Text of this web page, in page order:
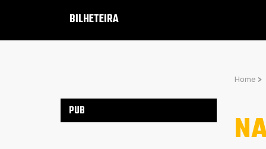
BILHETEIRA
Home >
PUB